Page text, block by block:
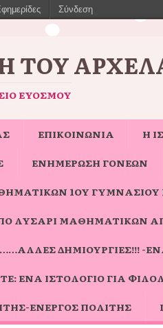
ΤΟΥ
ΕΥΌΣΜΟΥ
ΕΠΙΚΟΙΝΩΝΙΑ Η
ΕΝΗΜΈΡΩΣΗ ΓΟΝΈΩΝ
1ΟΥ
ΛΥΣΆΡΙ ΜΑΘΗΜΑΤΙΚΏΝ
ΔΗΜΙΟΥΡΓΊΕΣ!!! -
ΈΝΑ ΙΣΤΟΛΌΓΙΟ ΓΙΑ
ΕΝΕΡΓΌΣ ΠΟΛΊΤΗΣ
Σύνδεση